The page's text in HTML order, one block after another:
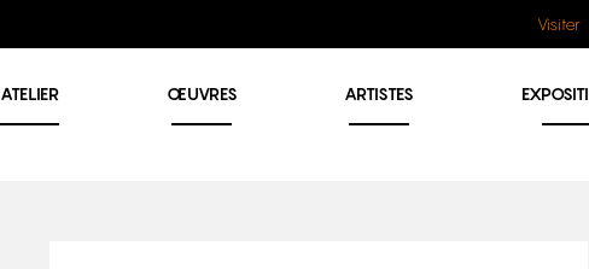
Visiter
ATELIER ŒUVRES ARTISTES